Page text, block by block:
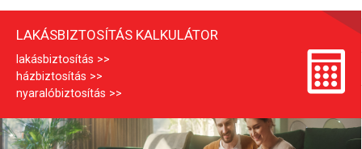
a
k
á
s
b
LAKÁSBIZTOSÍTÁS KALKULÁTOR
lakásbiztosítás
házbiztosítás
nyaralóbiztosítás